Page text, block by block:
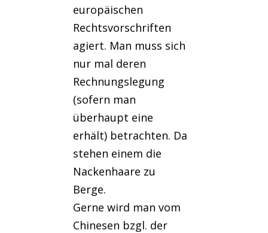
europäischen
Rechtsvorschriften
agiert. Man muss sich
nur mal deren
Rechnungslegung
(sofern man
überhaupt eine
erhält) betrachten. Da
stehen einem die
Nackenhaare zu
Berge.
Gerne wird man vom
Chinesen bzgl. der